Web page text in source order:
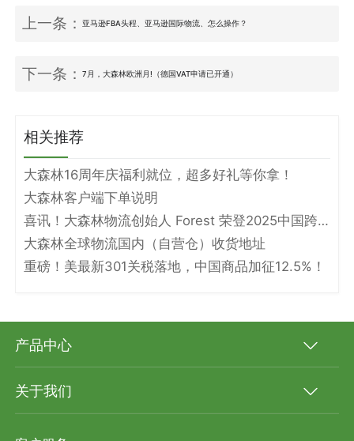
上一条：亚马逊FBA头程、亚马逊国际物流、怎么操作？
下一条：7月，大森林欧洲月!（德国VAT申请已开通）
相关推荐
大森林16周年庆福利就位，超多好礼等你拿！
大森林客户端下单说明
喜讯！大森林物流创始人 Forest 荣登2025中国跨境电商物流名人堂！
大森林全球物流国内（自营仓）收货地址
重磅！美最新301关税落地，中国商品加征12.5%！
产品中心
关于我们